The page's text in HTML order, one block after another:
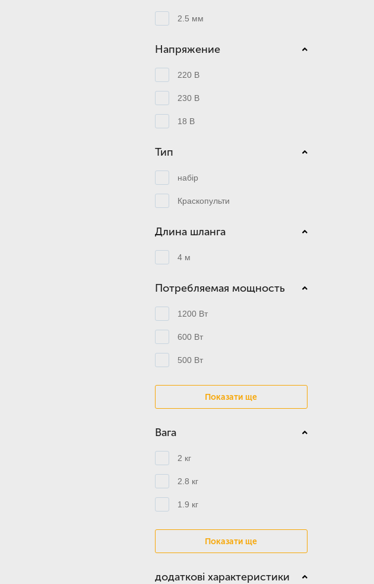
2.5 мм
Напряжение
220 В
230 В
18 В
Тип
набір
Краскопульти
Длина шланга
4 м
Потребляемая мощность
1200 Вт
600 Вт
500 Вт
Показати ще
Вага
2 кг
2.8 кг
1.9 кг
Показати ще
додаткові характеристики